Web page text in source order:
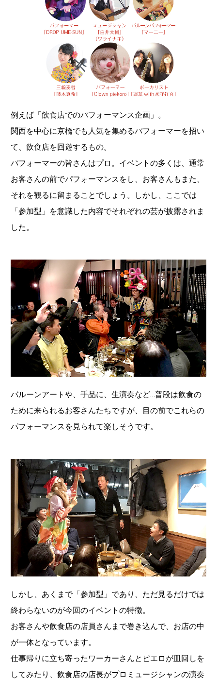
例えば「飲食店でのパフォーマンス企画」。
関西を中心に京橋でも人気を集めるパフォーマーを招い
て、飲食店を回遊するもの。
パフォーマーの皆さんはプロ。イベントの多くは、通常
お客さんの前でパフォーマンスをし、お客さんもまた、
それを観るに留まることでしょう。しかし、ここでは
「参加型」を意識した内容でそれぞれの芸が披露されま
した。
バルーンアートや、手品に、生演奏など…普段は飲食の
ために来られるお客さんたちですが、目の前でこれらの
パフォーマンスを見られて楽しそうです。
しかし、あくまで「参加型」であり、ただ見るだけでは
終わらないのが今回のイベントの特徴。
お客さんや飲食店の店員さんまで巻き込んで、お店の中
が一体となっています。
仕事帰りに立ち寄ったワーカーさんとピエロが皿回しを
してみたり、飲食店の店長がプロミュージシャンの演奏